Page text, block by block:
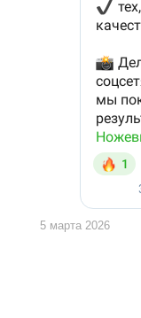
5 марта 2026